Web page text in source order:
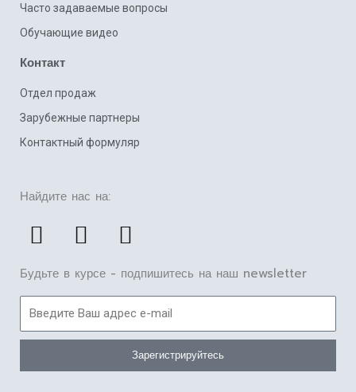
Часто задаваемые вопросы
Обучающие видео
Контакт
Отдел продаж
Зарубежные партнеры
Контактный формуляр
Найдите нас на:
F
c
e
b
o
o
L
n
k
e
d
i
Y
u
t
u
b
e
Будьте в курсе - подпишитесь на наш newsletter
mail
Зарегистрируйтесь